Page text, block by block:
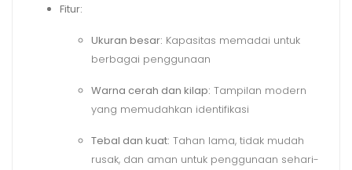
Fitur:
Ukuran besar: Kapasitas memadai untuk
berbagai penggunaan
Warna cerah dan kilap: Tampilan modern
yang memudahkan identifikasi
Tebal dan kuat: Tahan lama, tidak mudah
rusak, dan aman untuk penggunaan sehari-